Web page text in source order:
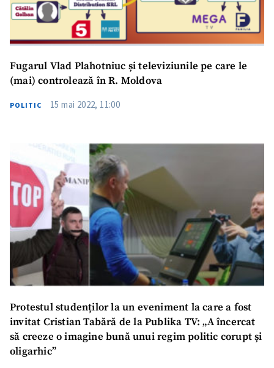
Fugarul Vlad Plahotniuc și televiziunile pe care le
(mai) controlează în R. Moldova
POLITIC 15 mai 2022, 11:00
Protestul studenților la un eveniment la care a fost
invitat Cristian Tabără de la Publika TV: „A încercat
să creeze o imagine bună unui regim politic corupt și
oligarhic”